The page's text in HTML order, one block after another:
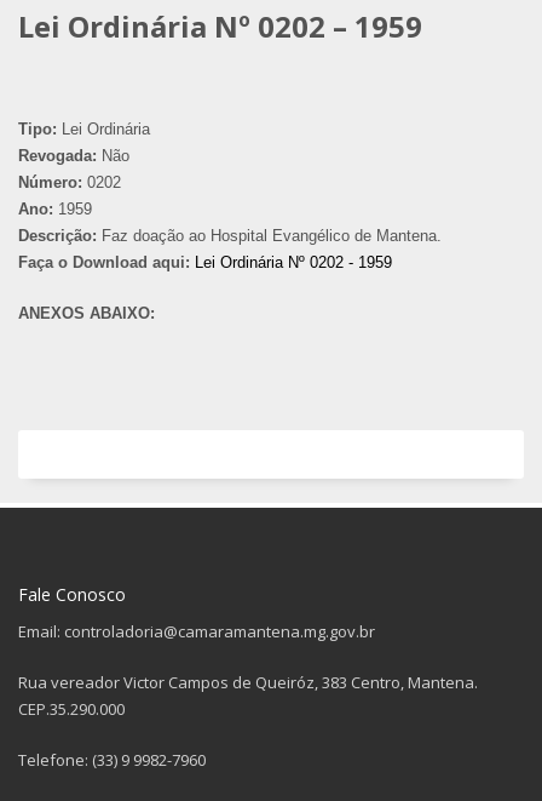
Lei Ordinária Nº 0202 – 1959
Tipo: Lei Ordinária
Revogada: Não
Número: 0202
Ano: 1959
Descrição: Faz doação ao Hospital Evangélico de Mantena.
Faça o Download aqui: Lei Ordinária Nº 0202 - 1959
ANEXOS ABAIXO:
Fale Conosco
Email: controladoria@camaramantena.mg.gov.br
Rua vereador Victor Campos de Queiróz, 383 Centro, Mantena.
CEP.35.290.000
Telefone: (33) 9 9982-7960